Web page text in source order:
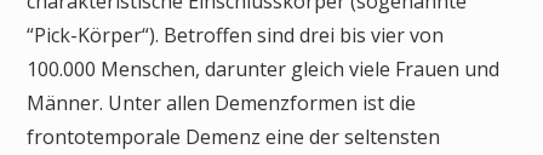
“Pick-Körper“). Betroffen sind drei bis vier von
100.000 Menschen, darunter gleich viele Frauen und
Männer. Unter allen Demenzformen ist die
frontotemporale Demenz eine der seltensten